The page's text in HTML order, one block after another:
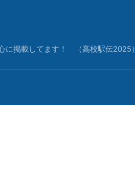
に掲載してます！ （高校駅伝2025）